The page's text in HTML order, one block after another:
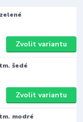
Zvolit variantu
šedé
Zvolit variantu
modré